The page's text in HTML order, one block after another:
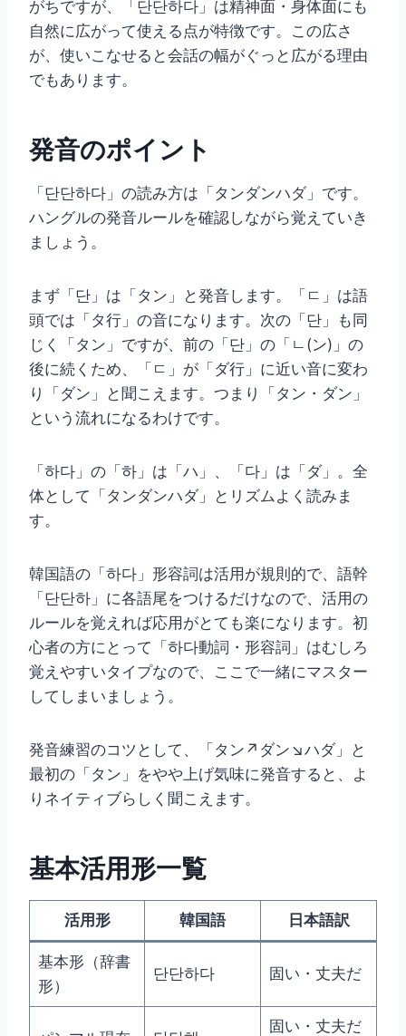
がちですが、「단단하다」は精神面・身体面にも
自然に広がって使える点が特徴です。この広さ
が、使いこなせると会話の幅がぐっと広がる理由
でもあります。
発音のポイント
「단단하다」の読み方は「タンダンハダ」です。
ハングルの発音ルールを確認しながら覚えていき
ましょう。
まず「단」は「タン」と発音します。「ㄷ」は語
頭では「タ行」の音になります。次の「단」も同
じく「タン」ですが、前の「단」の「ㄴ(ン)」の
後に続くため、「ㄷ」が「ダ行」に近い音に変わ
り「ダン」と聞こえます。つまり「タン・ダン」
という流れになるわけです。
「하다」の「하」は「ハ」、「다」は「ダ」。全
体として「タンダンハダ」とリズムよく読みま
す。
韓国語の「하다」形容詞は活用が規則的で、語幹
「단단하」に各語尾をつけるだけなので、活用の
ルールを覚えれば応用がとても楽になります。初
心者の方にとって「하다動詞・形容詞」はむしろ
覚えやすいタイプなので、ここで一緒にマスター
してしまいましょう。
発音練習のコツとして、「タン↗ダン↘ハダ」と
最初の「タン」をやや上げ気味に発音すると、よ
りネイティブらしく聞こえます。
基本活用形一覧
活用形 韓国語 日本語訳
基本形（辞書
形）
단단하다 固い・丈夫だ
固い・丈夫だ